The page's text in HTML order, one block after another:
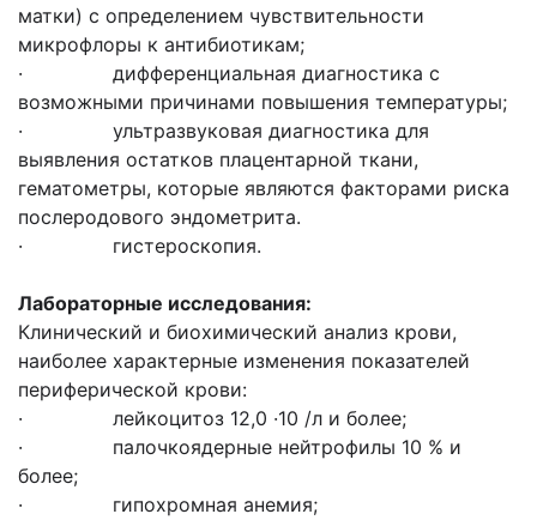
матки) с определением чувствительности
микрофлоры к антибиотикам;
· дифференциальная диагностика с
возможными причинами повышения температуры;
· ультразвуковая диагностика для
выявления остатков плацентарной ткани,
гематометры, которые являются факторами риска
послеродового эндометрита.
· гистероскопия.
Лабораторные исследования:
Клинический и биохимический анализ крови,
наиболее характерные изменения показателей
периферической крови:
· лейкоцитоз 12,0 ·10 /л и более;
· палочкоядерные нейтрофилы 10 % и
более;
· гипохромная анемия;